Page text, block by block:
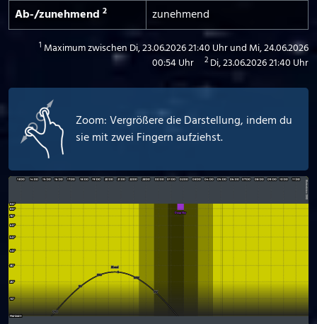
Ab-/­zunehmend 2 zunehmend
1 Maximum zwischen Di, 23.06.2026 21:40 Uhr und Mi, 24.06.2026
00:54 Uhr
2 Di, 23.06.2026 21:40 Uhr
Zoom: Vergrößere die Darstellung, indem du
sie mit zwei Fingern aufziehst.